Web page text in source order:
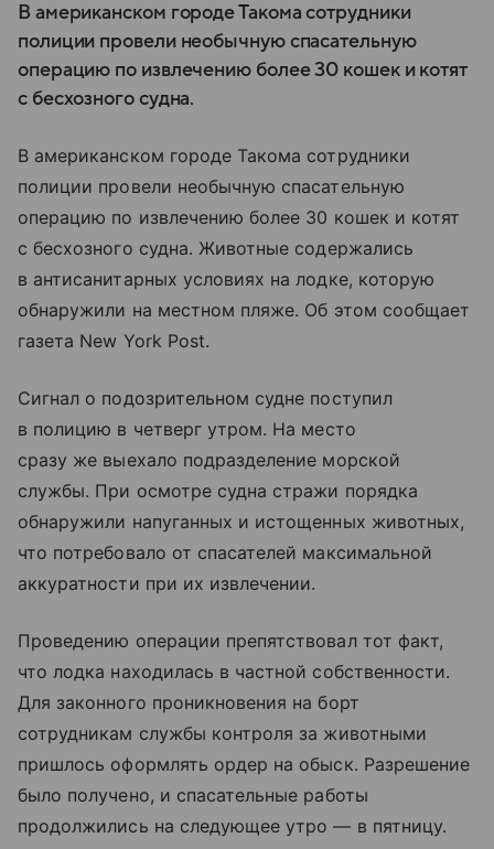
В американском городе Такома сотрудники
полиции провели необычную спасательную
операцию по извлечению более 30 кошек и котят
с бесхозного судна.
В американском городе Такома сотрудники
полиции провели необычную спасательную
операцию по извлечению более 30 кошек и котят
с бесхозного судна. Животные содержались
в антисанитарных условиях на лодке, которую
обнаружили на местном пляже. Об этом сообщает
газета New York Post.
Сигнал о подозрительном судне поступил
в полицию в четверг утром. На место
сразу же выехало подразделение морской
службы. При осмотре судна стражи порядка
обнаружили напуганных и истощенных животных,
что потребовало от спасателей максимальной
аккуратности при их извлечении.
Проведению операции препятствовал тот факт,
что лодка находилась в частной собственности.
Для законного проникновения на борт
сотрудникам службы контроля за животными
пришлось оформлять ордер на обыск. Разрешение
было получено, и спасательные работы
продолжились на следующее утро — в пятницу.